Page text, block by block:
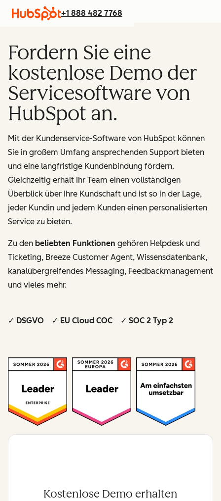
+1 888 482 7768
Fordern Sie eine
kostenlose Demo der
Servicesoftware von
HubSpot an.
Mit der Kundenservice-Software von HubSpot können
Sie in großem Umfang ansprechenden Support bieten
und eine langfristige Kundenbindung fördern.
Gleichzeitig erhält Ihr Team einen vollständigen
Überblick über Ihre Kundschaft und ist so in der Lage,
jeder Kundin und jedem Kunden einen personalisierten
Service zu bieten.
Zu den beliebten Funktionen gehören Helpdesk und
Ticketing, Breeze Customer Agent, Wissensdatenbank,
kanalübergreifendes Messaging, Feedbackmanagement
und vieles mehr.
✓ DSGVO ✓ EU Cloud COC ✓ SOC 2 Typ 2
Kostenlose Demo erhalten